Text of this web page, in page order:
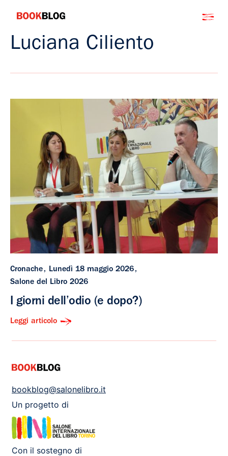
contenuto
Bookblog
Luciana Ciliento
Cronache
Lunedì 18 maggio 2026
Salone del Libro 2026
I giorni dell’odio (e dopo?)
Leggi articolo
bookblog@salonelibro.it
Un progetto di
Con il sostegno di